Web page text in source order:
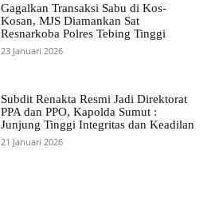
Gagalkan Transaksi Sabu di Kos-
Kosan, MJS Diamankan Sat
Resnarkoba Polres Tebing Tinggi
23 Januari 2026
Subdit Renakta Resmi Jadi Direktorat
PPA dan PPO, Kapolda Sumut :
Junjung Tinggi Integritas dan Keadilan
21 Januari 2026